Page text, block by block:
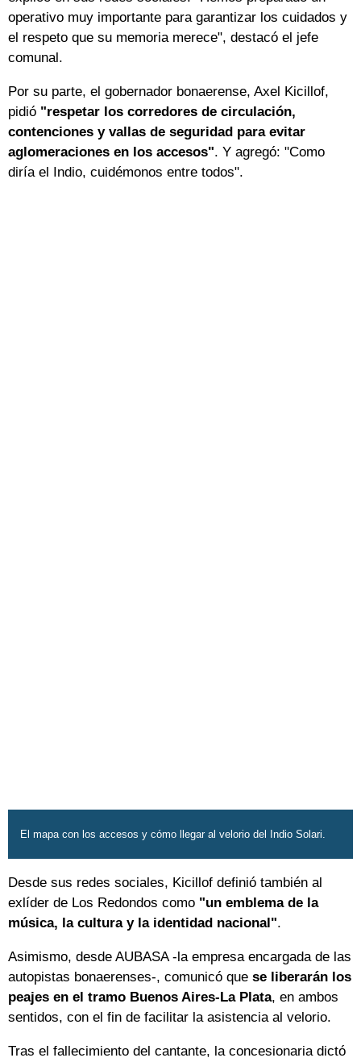
operativo muy importante para garantizar los cuidados y
el respeto que su memoria merece", destacó el jefe
comunal.
Por su parte, el gobernador bonaerense, Axel Kicillof,
pidió "respetar los corredores de circulación,
contenciones y vallas de seguridad para evitar
aglomeraciones en los accesos". Y agregó: "Como
diría el Indio, cuidémonos entre todos".
El mapa con los accesos y cómo llegar al velorio del Indio Solari.
Desde sus redes sociales, Kicillof definió también al
exlíder de Los Redondos como "un emblema de la
música, la cultura y la identidad nacional".
Asimismo, desde AUBASA -la empresa encargada de las
autopistas bonaerenses-, comunicó que se liberarán los
peajes en el tramo Buenos Aires-La Plata, en ambos
sentidos, con el fin de facilitar la asistencia al velorio.
Tras el fallecimiento del cantante, la concesionaria dictó